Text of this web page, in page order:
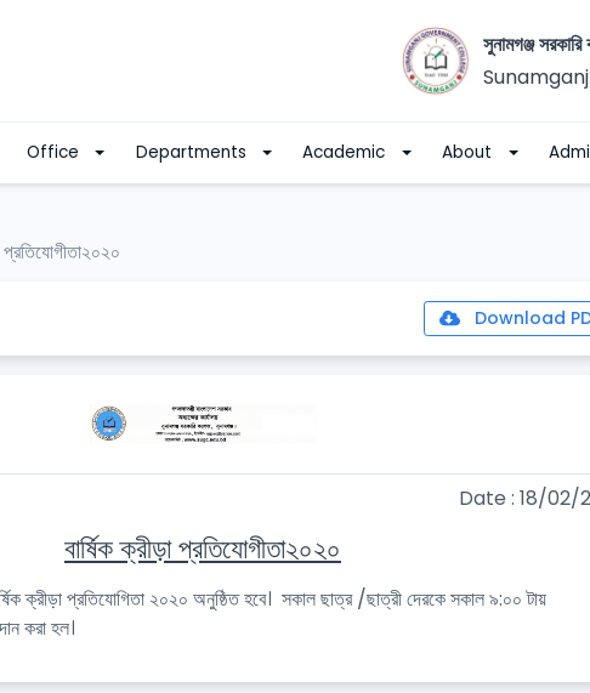
সুনামগঞ্জ
Office Departments Academic About
প্রতিযোগীতা২০২০
Download
Date : 18/02/
বার্ষিক ক্রীড়া প্রতিযোগীতা২০২০
ক্রীড়া প্রতিযোগিতা ২০২০ অনুষ্ঠিত হবে। সকাল ছাত্র /ছাত্রী দেরকে সকাল ৯:০০ টায়
করা হল।